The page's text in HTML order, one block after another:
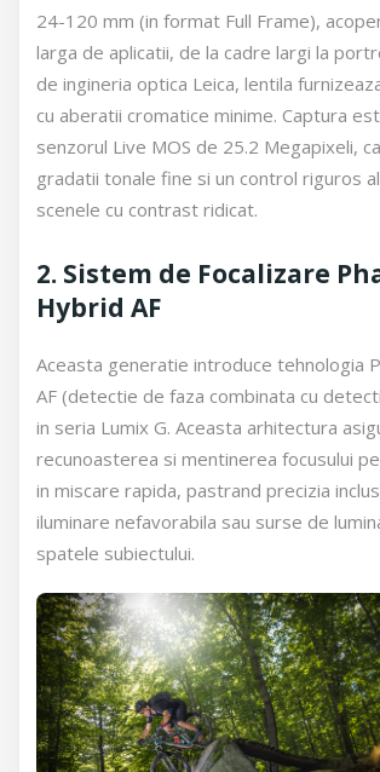
24-120 mm (in format Full Frame),
larga de aplicatii, de la cadre largi la
de ingineria optica Leica, lentila
cu aberatii cromatice minime. Captura
senzorul Live MOS de 25.2 Megapixeli,
gradatii tonale fine si un control riguros
scenele cu contrast ridicat.
2. Sistem de Focalizare
Hybrid AF
Aceasta generatie introduce tehnologia
AF (detectie de faza combinata cu
in seria Lumix G. Aceasta arhitectura
recunoasterea si mentinerea focusului
in miscare rapida, pastrand precizia
iluminare nefavorabila sau surse de
spatele subiectului.